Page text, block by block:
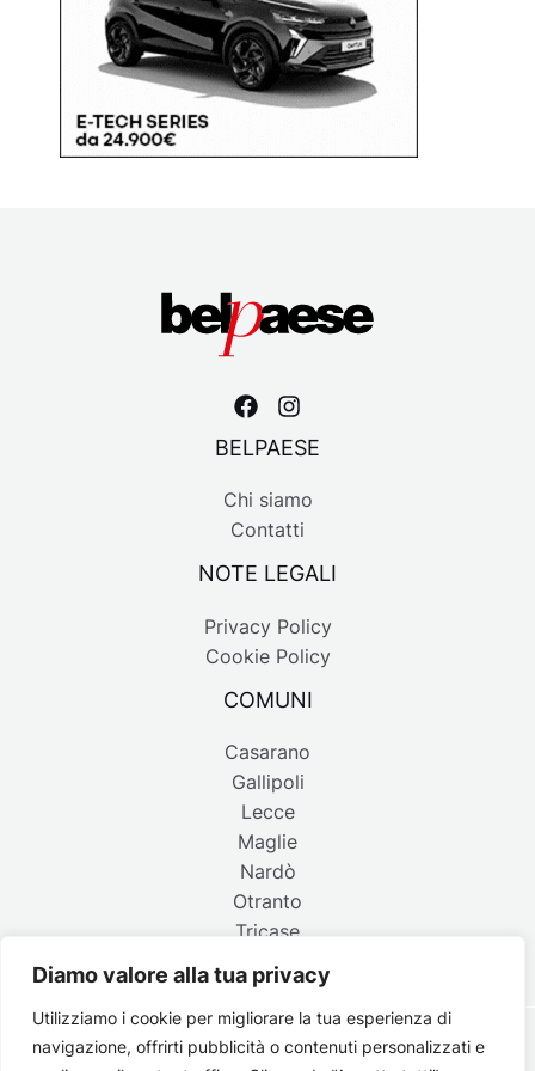
Diamo valore alla tua privacy
Utilizziamo i cookie per migliorare la tua esperienza di
navigazione, offrirti pubblicità o contenuti personalizzati e
BELPAESE
Chi siamo
Contatti
NOTE LEGALI
Privacy Policy
Cookie Policy
COMUNI
Casarano
Gallipoli
Lecce
Maglie
Nardò
Otranto
Tricase
Copyright © 2026 Belpaese | Periodico d'informazione del